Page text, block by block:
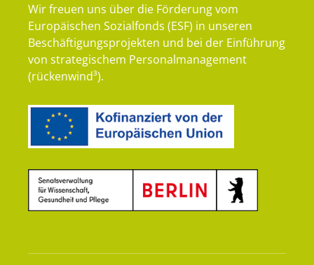
Wir freuen uns über die Förderung vom
Europäischen Sozialfonds (ESF) in unseren
Beschäftigungsprojekten und bei der Einführung
von strategischem Personalmanagement
(rückenwind³).